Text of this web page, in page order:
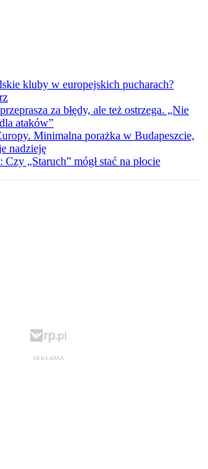
kluby w europejskich pucharach?
za błędy, ale też ostrzega. „Nie
ataków”
Minimalna porażka w Budapeszcie,
nadzieję
„Staruch” mógł stać na płocie